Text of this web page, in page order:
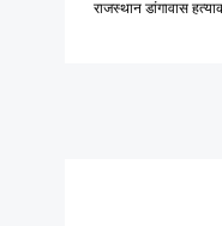
राजस्थान डांगावास